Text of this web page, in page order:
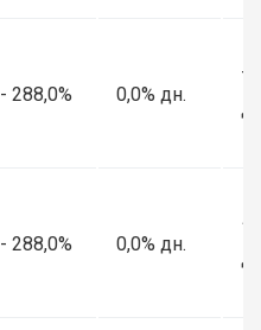
288,0% 0,0% дн.
7
288,0% 0,0% дн.
1